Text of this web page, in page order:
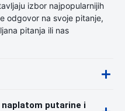
izbor najpopularnijih
odgovor na svoje pitanje,
pitanja ili nas
naplatom putarine i